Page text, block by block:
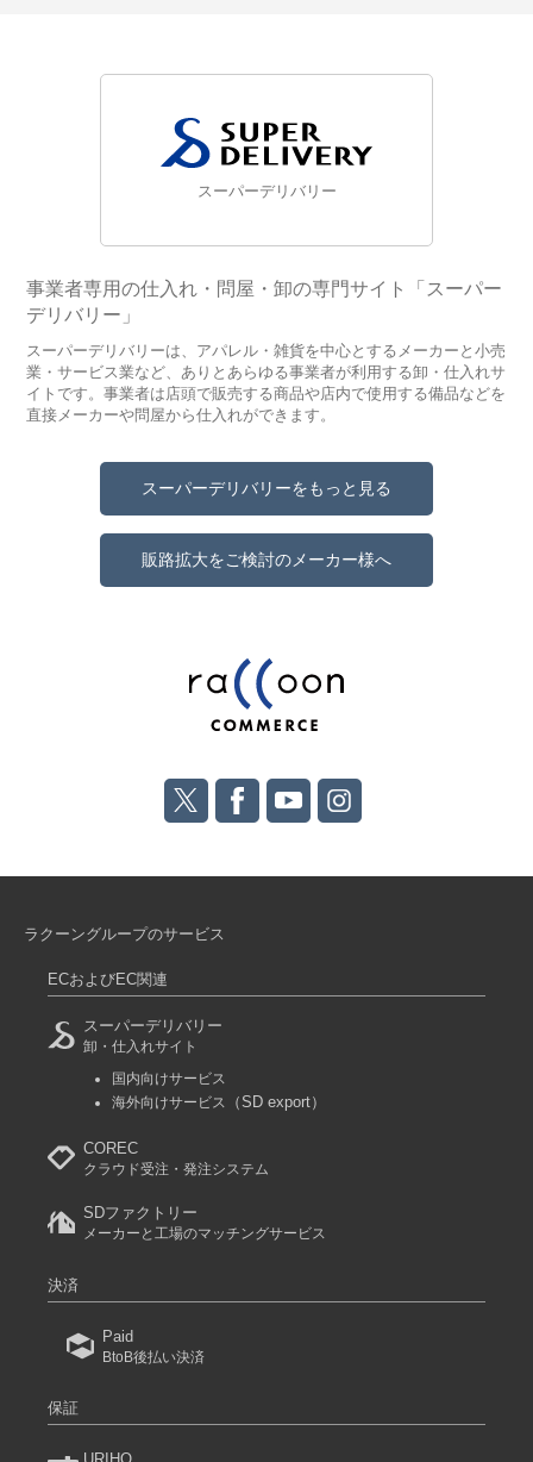
スーパーデリバリー
事業者専用の仕入れ・問屋・卸の専門サイト「スーパー
デリバリー」
スーパーデリバリーは、アパレル・雑貨を中心とするメーカーと小売
業・サービス業など、ありとあらゆる事業者が利用する卸・仕入れサ
イトです。事業者は店頭で販売する商品や店内で使用する備品などを
直接メーカーや問屋から仕入れができます。
スーパーデリバリーをもっと見る
販路拡大をご検討のメーカー様へ
ラクーングループのサービス
ECおよびEC関連
スーパーデリバリー
卸・仕入れサイト
国内向けサービス
海外向けサービス
（SD export）
COREC
クラウド受注・発注システム
SDファクトリー
メーカーと工場のマッチングサービス
決済
Paid
BtoB後払い決済
保証